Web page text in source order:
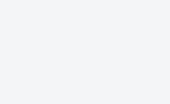
быть
получить